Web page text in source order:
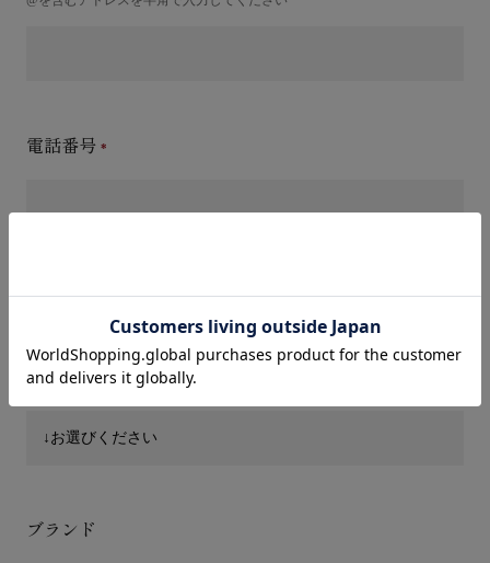
電話番号
件名(タイトル)
ブランド